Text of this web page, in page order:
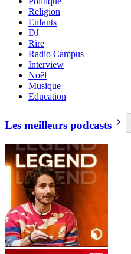
Religion
Enfants
DJ
Rire
Radio Campus
Interview
Noël
Musique
Education
Les meilleurs podcasts